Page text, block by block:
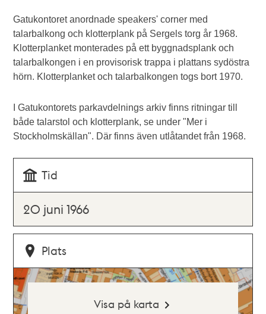
Gatukontoret anordnade speakers' corner med
talarbalkong och klotterplank på Sergels torg år 1968.
Klotterplanket monterades på ett byggnadsplank och
talarbalkongen i en provisorisk trappa i plattans sydöstra
hörn. Klotterplanket och talarbalkongen togs bort 1970.
I Gatukontorets parkavdelnings arkiv finns ritningar till
både talarstol och klotterplank, se under "Mer i
Stockholmskällan". Där finns även utlåtandet från 1968.
Tid
20 juni 1966
Plats
Visa på karta